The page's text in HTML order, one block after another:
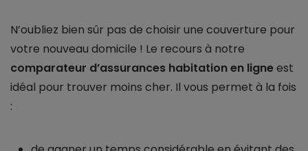
N’oubliez bien sûr pas de choisir une couverture pour
votre nouveau domicile ! Le recours à notre
comparateur d’assurances habitation en ligneest
idéal pour trouver moins cher. Il vous permet à la fois
: